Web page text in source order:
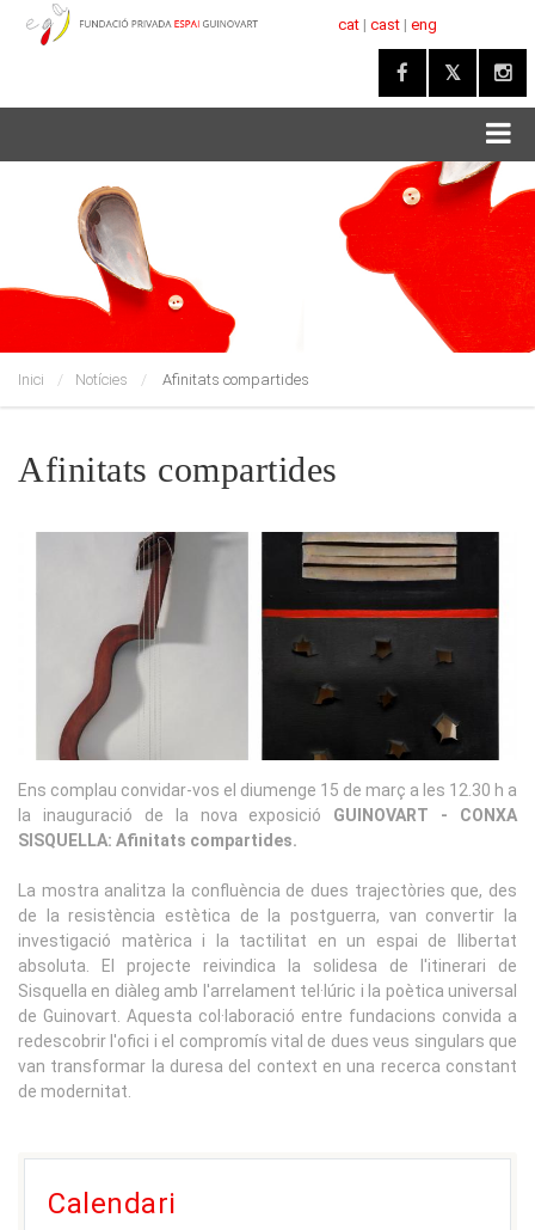
cat| cast| eng
Inici Notícies Afinitats compartides
Afinitats compartides
Ens complau convidar-vos el diumenge 15 de març a les 12.30 h a
la inauguració de la nova exposició GUINOVART - CONXA
SISQUELLA: Afinitats compartides.
La mostra analitza la confluència de dues trajectòries que, des
de la resistència estètica de la postguerra, van convertir la
investigació matèrica i la tactilitat en un espai de llibertat
absoluta. El projecte reivindica la solidesa de l'itinerari de
Sisquella en diàleg amb l'arrelament tel·lúric i la poètica universal
de Guinovart. Aquesta col·laboració entre fundacions convida a
redescobrir l'ofici i el compromís vital de dues veus singulars que
van transformar la duresa del context en una recerca constant
de modernitat.
Calendari